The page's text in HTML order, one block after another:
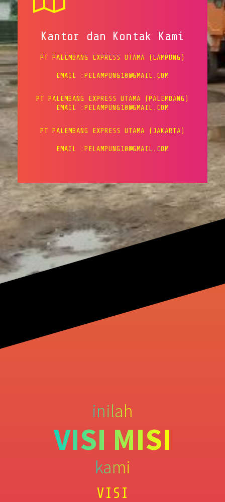
Kantor dan Kontak Kami
PT PALEMBANG EXPRESS UTAMA (LAMPUNG)
EMAIL :PELAMPUNG10@GMAIL.COM
PT PALEMBANG EXPRESS UTAMA (PALEMBANG)
EMAIL :PELAMPUNG10@GMAIL.COM
PT PALEMBANG EXPRESS UTAMA (JAKARTA)
EMAIL :PELAMPUNG10@GMAIL.COM
inilah
VISI MISI
kami
VISI